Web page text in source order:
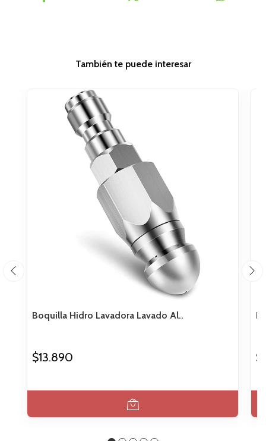
También te puede interesar
Boquilla Hidro Lavadora Lavado Al..
$13.890